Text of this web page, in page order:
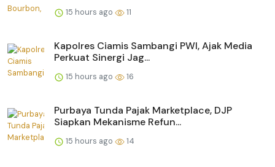
15 hours ago 11
Kapolres Ciamis Sambangi PWI, Ajak Media
Perkuat Sinergi Jag...
15 hours ago 16
Purbaya Tunda Pajak Marketplace, DJP
Siapkan Mekanisme Refun...
15 hours ago 14